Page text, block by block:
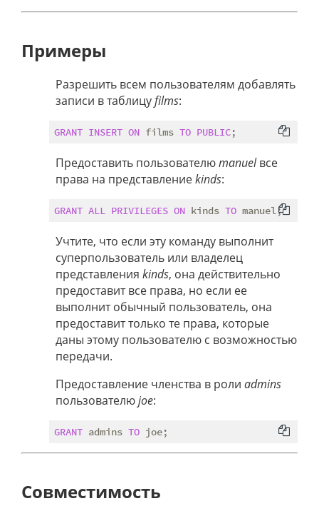
Примеры
Разрешить всем пользователям добавлять
записи в таблицуfilms:
GRANT INSERT ON films TO PUBLIC
Предоставить пользователюmanuelвсе
права на представлениеkinds:
GRANT ALL PRIVILEGES ON kinds TO
Учтите, что если эту команду выполнит
суперпользователь или владелец
представления kinds, она действительно
предоставит все права, но если ее
выполнит обычный пользователь, она
предоставит только те права, которые
даны этому пользователю с возможностью
передачи.
Предоставление членства в роли admins
пользователюjoe:
GRANT admins TO
Совместимость